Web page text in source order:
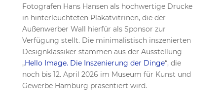
Fotografen Hans Hansen als hochwertige Drucke
in hinterleuchteten Plakatvitrinen, die der
Außenwerber Wall hierfür als Sponsor zur
Verfügung stellt. Die minimalistisch inszenierten
Designklassiker stammen aus der Ausstellung
„Hello Image. Die Inszenierung der Dinge“, die
noch bis 12. April 2026 im Museum für Kunst und
Gewerbe Hamburg präsentiert wird.